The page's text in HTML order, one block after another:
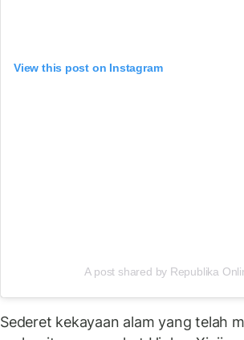
View this post on Instagram
A post shared by Republika
Sederet kekayaan alam yang telah